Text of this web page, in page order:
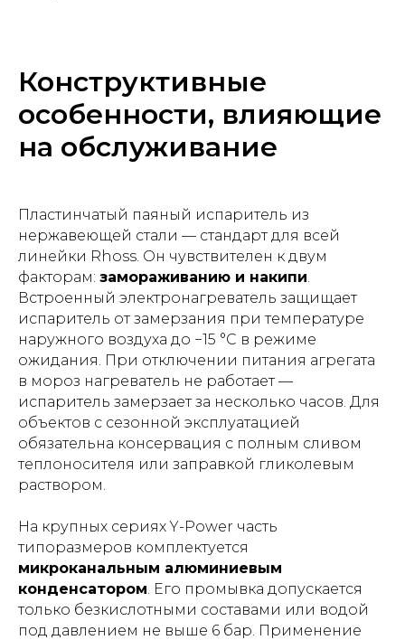
Конструктивные
особенности, влияющие
на обслуживание
Пластинчатый паяный испаритель из
нержавеющей стали — стандарт для всей
линейки Rhoss. Он чувствителен к двум
факторам: замораживанию и накипи
Встроенный электронагреватель защищает
испаритель от замерзания при температуре
наружного воздуха до −15 °С в режиме
ожидания. При отключении питания агрегата
в мороз нагреватель не работает —
испаритель замерзает за несколько часов. Для
объектов с сезонной эксплуатацией
обязательна консервация с полным сливом
теплоносителя или заправкой гликолевым
раствором.
На крупных сериях Y-Power часть
типоразмеров комплектуется
микроканальным алюминиевым
конденсатором . Его промывка допускается
только безкислотными составами или водой
под давлением не выше 6 бар. Применение